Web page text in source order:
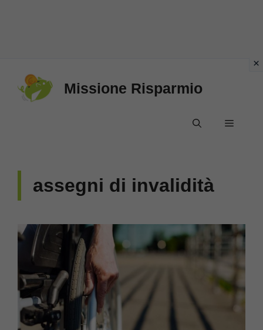
Missione Risparmio
Menu
assegni di invalidità